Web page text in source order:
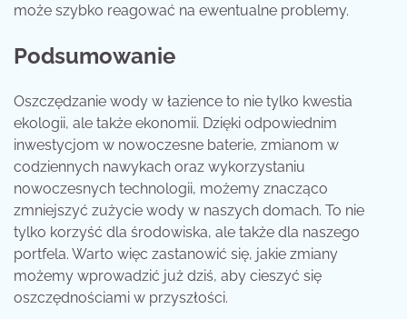
może szybko reagować na ewentualne problemy.
Podsumowanie
Oszczędzanie wody w łazience to nie tylko kwestia
ekologii, ale także ekonomii. Dzięki odpowiednim
inwestycjom w nowoczesne baterie, zmianom w
codziennych nawykach oraz wykorzystaniu
nowoczesnych technologii, możemy znacząco
zmniejszyć zużycie wody w naszych domach. To nie
tylko korzyść dla środowiska, ale także dla naszego
portfela. Warto więc zastanowić się, jakie zmiany
możemy wprowadzić już dziś, aby cieszyć się
oszczędnościami w przyszłości.